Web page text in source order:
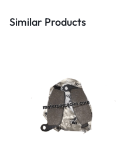
Similar Products